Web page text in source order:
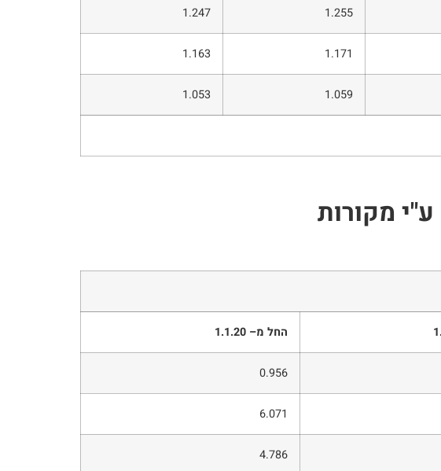
1.255
1.247
1.171
1.163
1.059
1.053
מקורות
החל מ–
1.1.20
0.956
6.071
4.786